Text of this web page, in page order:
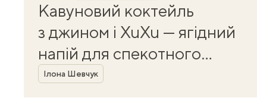
Кавуновий коктейль
з джином і XuXu — ягідний
напій для спекотного
вечора
Автор
Ілона Шевчук